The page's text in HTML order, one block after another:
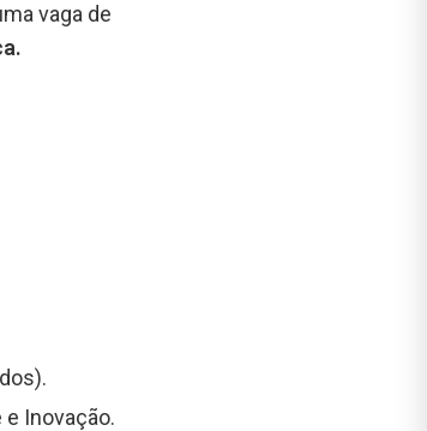
vaga de
Inovação.